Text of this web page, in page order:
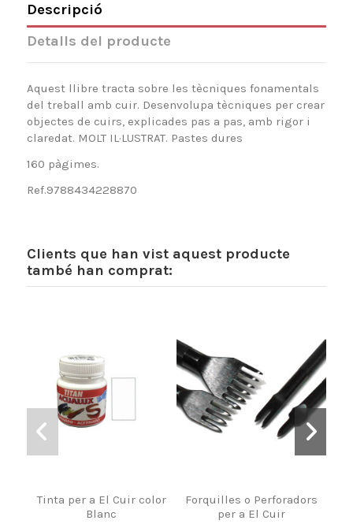
Descripció
Detalls del producte
Aquest llibre tracta sobre les tècniques fonamentals
del treball amb cuir. Desenvolupa tècniques per crear
objectes de cuirs, explicades pas a pas, amb rigor i
claredat. MOLT IL·LUSTRAT. Pastes dures
160 pàgimes.
Ref.9788434228870
Clients que han vist aquest producte
també han comprat:
Tinta per a El Cuir color
Blanc
Forquilles o Perforadors
per a El Cuir